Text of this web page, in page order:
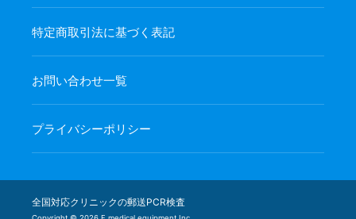
特定商取引法に基づく表記
お問い合わせ一覧
プライバシーポリシー
全国対応クリニックの郵送PCR検査